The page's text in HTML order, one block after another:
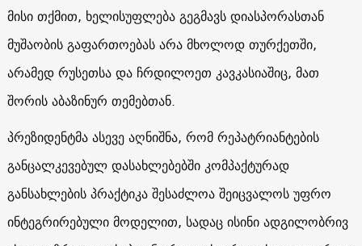
მისი თქმით, ხელისუფლება გეგმავს დიასპორასთან
მუშაობის გაფართოებას არა მხოლოდ თურქეთში,
არამედ რუსეთსა და ჩრდილოეთ კავკასიაშიც, მათ
შორის აბაზინურ თემებთან.
პრეზიდენტმა ასევე აღნიშნა, რომ რეპატრიანტების
განცალკევებულ დასახლებებში კომპაქტურად
განსახლების პრაქტიკა შესაძლოა შეიცვალოს უფრო
ინტეგრირებული მოდელით, სადაც ისინი ადგილობრივ